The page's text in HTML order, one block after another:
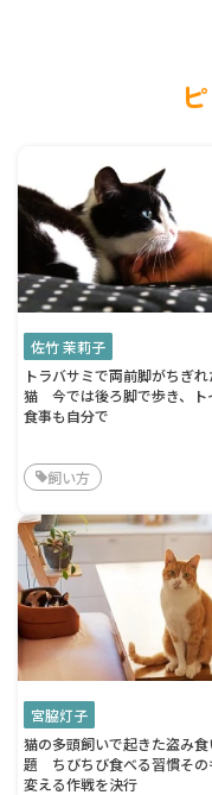
佐竹 茉莉子
トラバサミで両前脚がちぎ
猫 今では後ろ脚で歩き、ト
食事も自分で
飼い方
宮脇灯子
猫の多頭飼いで起きた盗み食
題 ちびちび食べる習慣その
変える作戦を決行